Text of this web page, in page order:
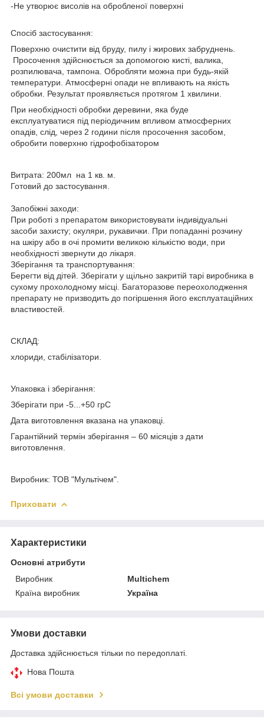
-Не утворює висолів на обробленої поверхні
Спосіб застосування:
Поверхню очистити від бруду, пилу і жирових забруднень.
Просочення здійснюється за допомогою кисті, валика,
розпилювача, тампона. Обробляти можна при будь-якій
температури. Атмосферні опади не впливають на якість
обробки. Результат проявляється протягом 1 хвилини.
При необхідності обробки деревини, яка буде
експлуатуватися під періодичним впливом атмосферних
опадів, слід, через 2 години після просочення засобом,
обробити поверхню гідрофобізатором
Витрата: 200мл на 1 кв. м.
Готовий до застосування.
Запобіжні заходи:
При роботі з препаратом використовувати індивідуальні
засоби захисту; окуляри, рукавички. При попаданні розчину
на шкіру або в очі промити великою кількістю води, при
необхідності звернути до лікаря.
Зберігання та транспортування:
Берегти від дітей. Зберігати у щільно закритій тарі виробника в
сухому прохолодному місці. Багаторазове переохолодження
препарату не призводить до погіршення його експлуатаційних
властивостей.
СКЛАД:
хлориди, стабілізатори.
Упаковка і зберігання:
Зберігати при -5...+50 грС
Дата виготовлення вказана на упаковці.
Гарантійний термін зберігання – 60 місяців з дати
виготовлення.
Виробник: ТОВ "Мультічем".
Приховати
Характеристики
Основні атрибути
Виробник
Multichem
Країна виробник
Україна
Умови доставки
Доставка здійснюється тільки по передоплаті.
Нова Пошта
Всі умови доставки